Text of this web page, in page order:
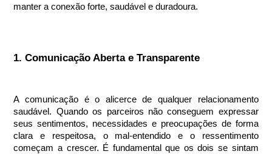
manter a conexão forte, saudável e duradoura.
1. Comunicação Aberta e Transparente
A comunicação é o alicerce de qualquer relacionamento
saudável. Quando os parceiros não conseguem expressar
seus sentimentos, necessidades e preocupações de forma
clara e respeitosa, o mal-entendido e o ressentimento
começam a crescer. É fundamental que os dois se sintam